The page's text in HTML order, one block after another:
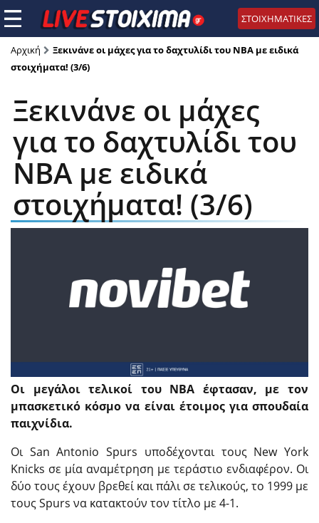
ΣΤΟΙΧΗΜΑΤΙΚΕΣ
Αρχική
Ξεκινάνε οι μάχες για το δαχτυλίδι του ΝΒΑ με ειδικά
στοιχήματα! (3/6)
Ξεκινάνε οι μάχες
για το δαχτυλίδι του
ΝΒΑ με ειδικά
στοιχήματα! (3/6)
Οι μεγάλοι τελικοί του NBA έφτασαν, με τον
μπασκετικό κόσμο να είναι έτοιμος για σπουδαία
παιχνίδια.
Οι San Antonio Spurs υποδέχονται τους New York
Knicks σε μία αναμέτρηση με τεράστιο ενδιαφέρον. Οι
δύο τους έχουν βρεθεί και πάλι σε τελικούς, το 1999 με
τους Spurs να κατακτούν τον τίτλο με 4-1.